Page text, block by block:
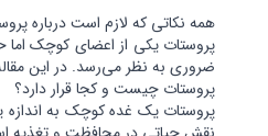
همه نکاتی که لازم است درباره
پروستات یکی از اعضای کوچک اما
ضروری به نظر می‌رسد. در این
پروستات چیست و کجا قرار دارد؟
پروستات یک غده کوچک به اندازه